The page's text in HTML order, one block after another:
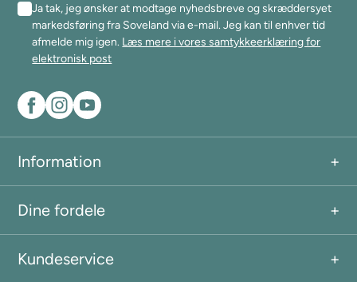
Ja tak, jeg ønsker at modtage nyhedsbreve og skræddersyet
markedsføring fra Soveland via e-mail. Jeg kan til enhver tid
afmelde mig igen. Læs mere i vores samtykkeerklæring for
elektronisk post
Information
Dine fordele
Kundeservice